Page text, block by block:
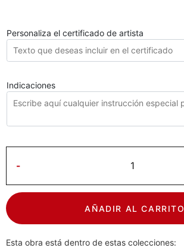
Personaliza el certificado de artista
Indicaciones
-
AÑADIR AL CARRITO
Esta obra está dentro de estas colecciones: